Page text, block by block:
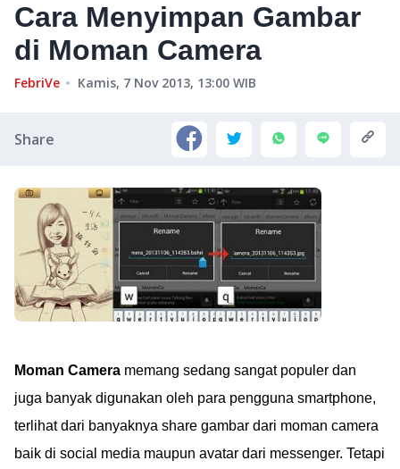
Cara Menyimpan Gambar
di Moman Camera
FebriVe Kamis, 7 Nov 2013, 13:00 WIB
Share
Moman Camera memang sedang sangat populer dan
juga banyak digunakan oleh para pengguna smartphone,
terlihat dari banyaknya share gambar dari moman camera
baik di social media maupun avatar dari messenger. Tetapi